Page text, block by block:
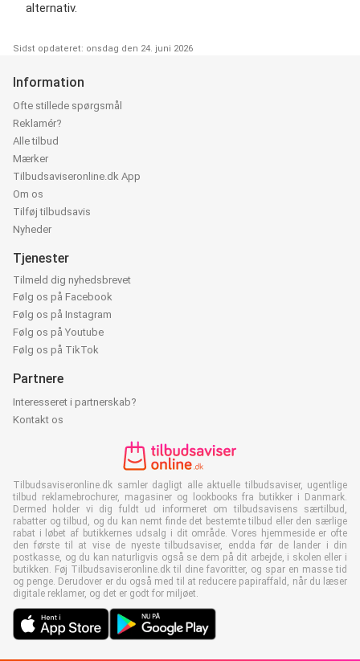
alternativ.
Sidst opdateret: onsdag den 24. juni 2026
Information
Ofte stillede spørgsmål
Reklamér?
Alle tilbud
Mærker
Tilbudsaviseronline.dk App
Om os
Tilføj tilbudsavis
Nyheder
Tjenester
Tilmeld dig nyhedsbrevet
Følg os på Facebook
Følg os på Instagram
Følg os på Youtube
Følg os på TikTok
Partnere
Interesseret i partnerskab?
Kontakt os
Tilbudsaviseronline.dk samler dagligt alle aktuelle tilbudsaviser, ugentlige
tilbud reklamebrochurer, magasiner og lookbooks fra butikker i Danmark.
Dermed holder vi dig fuldt ud informeret om tilbudsavisens særtilbud,
rabatter og tilbud, og du kan nemt finde det bestemte tilbud eller den særlige
rabat i løbet af butikkernes udsalg i dit område. Vores hjemmeside er ofte
den første til at vise de nyeste tilbudsaviser, endda før de lander i din
postkasse, og du kan naturligvis også se dem på dit arbejde, i skolen eller i
butikken. Føj Tilbudsaviseronline.dk til dine favoritter, og spar en masse tid
og penge. Derudover er du også med til at reducere papiraffald, når du læser
digitale reklamer, og det er godt for miljøet.